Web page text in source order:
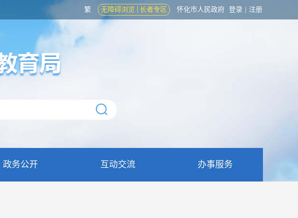
繁 无障碍浏览 长者专区 怀化市人民政府 登录 注册
政务公开 互动交流 办事服务